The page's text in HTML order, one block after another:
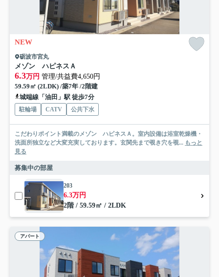
NEW
砺波市宮丸
メゾン ハピネスＡ
6.3万円 管理/共益費4,650円
59.59㎡ (2LDK) /築7年 /2階建
城端線「油田」駅 徒歩7分
駐輪場 CATV 公共下水
こだわりポイント満載のメゾン ハピネスＡ。室内設備は浴室乾燥機・
洗面所独立など大変充実しております。玄関先まで覗き穴を覗... もっと
見る
募集中の部屋
203
6.3万円
2階 / 59.59㎡ / 2LDK
アパート